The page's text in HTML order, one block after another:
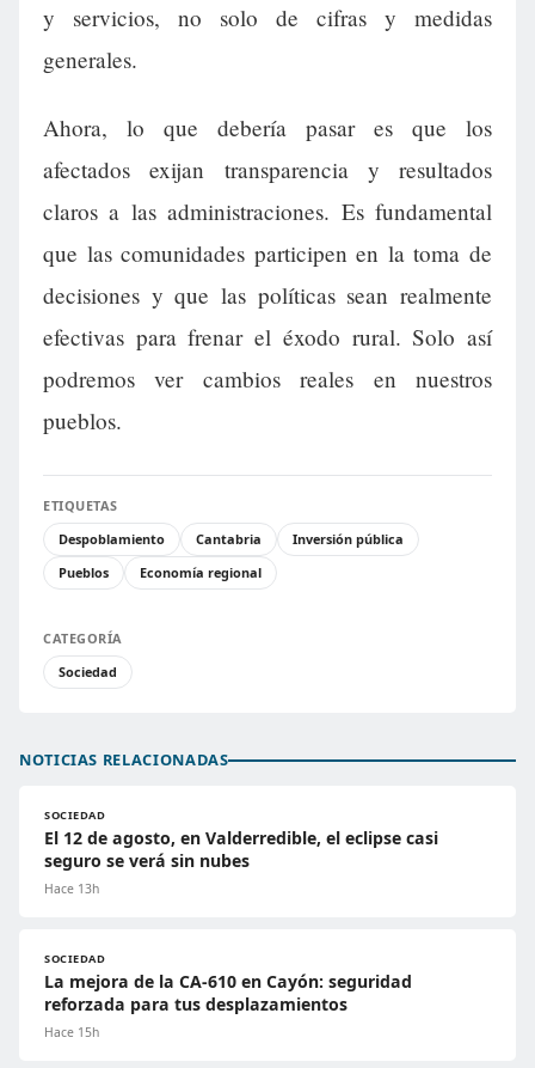
y servicios, no solo de cifras y medidas
generales.
Ahora, lo que debería pasar es que los
afectados exijan transparencia y resultados
claros a las administraciones. Es fundamental
que las comunidades participen en la toma de
decisiones y que las políticas sean realmente
efectivas para frenar el éxodo rural. Solo así
podremos ver cambios reales en nuestros
pueblos.
ETIQUETAS
Despoblamiento
Cantabria
Inversión pública
Pueblos
Economía regional
CATEGORÍA
Sociedad
NOTICIAS RELACIONADAS
SOCIEDAD
El 12 de agosto, en Valderredible, el eclipse casi
seguro se verá sin nubes
Hace 13h
SOCIEDAD
La mejora de la CA-610 en Cayón: seguridad
reforzada para tus desplazamientos
Hace 15h